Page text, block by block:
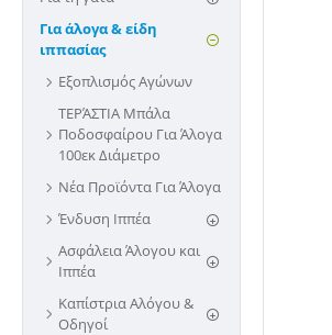
Για άλογα & είδη
ιππασίας
Εξοπλισμός Αγώνων
ΤΕΡΆΣΤΙΑ Μπάλα
Ποδοσφαίρου Για Άλογα
100εκ Διάμετρο
Νέα Προϊόντα Για Άλογα
Ένδυση Ιππέα
Ασφάλεια Άλογου και
Ιππέα
Καπίστρια Αλόγου &
Οδηγοί